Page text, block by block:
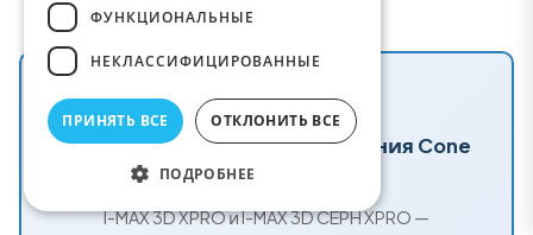
Откройте для себя наши решения Cone
Beam
I-MAX 3D XPRO и I-MAX 3D CEPH XPRO —
ФУНКЦИОНАЛЬНЫЕ
НЕКЛАССИФИЦИРОВАННЫЕ
ПРИНЯТЬ ВСЕ ОТКЛОНИТЬ ВСЕ
ПОДРОБНЕЕ